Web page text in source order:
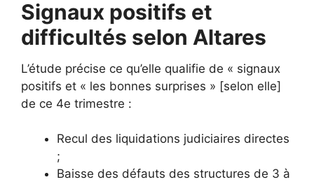
Signaux positifs et
difficultés selon Altares
L’étude précise ce qu’elle qualifie de « signaux
positifs et « les bonnes surprises » [selon elle]
de ce 4e trimestre :
Recul des liquidations judiciaires directes
;
Baisse des défauts des structures de 3 à